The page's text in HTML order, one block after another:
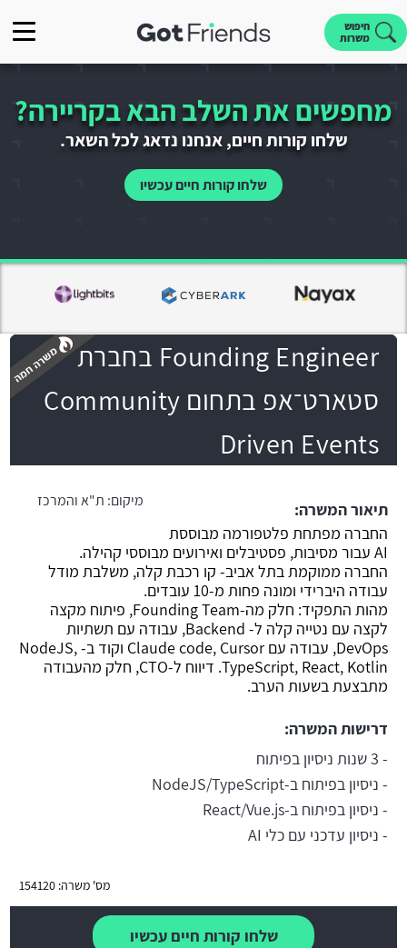
חיפוש
משרות
מחפשים את השלב הבא בקריירה?
שלחו קורות חיים, אנחנו נדאג לכל השאר.
שלחו קורות חיים עכשיו
Founding Engineer בחברת
סטארט־אפ בתחום Community
Driven Events
מיקום: ת"א והמרכז
תיאור המשרה:
החברה מפתחת פלטפורמה מבוססת
AI עבור מסיבות, פסטיבלים ואירועים מבוססי קהילה.
החברה ממוקמת בתל אביב- קו רכבת קלה, משלבת מודל
עבודה היברידי ומונה פחות מ-10 עובדים.
מהות התפקיד: חלק מה-Founding Team, פיתוח מקצה
לקצה עם נטייה קלה ל- Backend, עבודה עם תשתיות
DevOps, עבודה עם Claude code, Cursor וקוד ב- NodeJS,
TypeScript, React, Kotlin. דיווח ל-CTO, חלק מהעבודה
מתבצעת בשעות הערב.
דרישות המשרה:
- 3 שנות ניסיון בפיתוח
- ניסיון בפיתוח ב-NodeJS/TypeScript
- ניסיון בפיתוח ב-React/Vue.js
- ניסיון עדכני עם כלי AI
מס' משרה: 154120
שלחו קורות חיים עכשיו